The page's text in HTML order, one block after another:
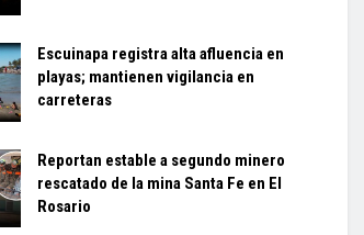
Escuinapa registra alta afluencia en
playas; mantienen vigilancia en
carreteras
Reportan estable a segundo minero
rescatado de la mina Santa Fe en El
Rosario